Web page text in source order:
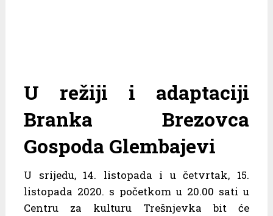
U režiji i adaptaciji
Branka Brezovca
Gospoda Glembajevi
U srijedu, 14. listopada i u četvrtak, 15.
listopada 2020. s početkom u 20.00 sati u
Centru za kulturu Trešnjevka bit će